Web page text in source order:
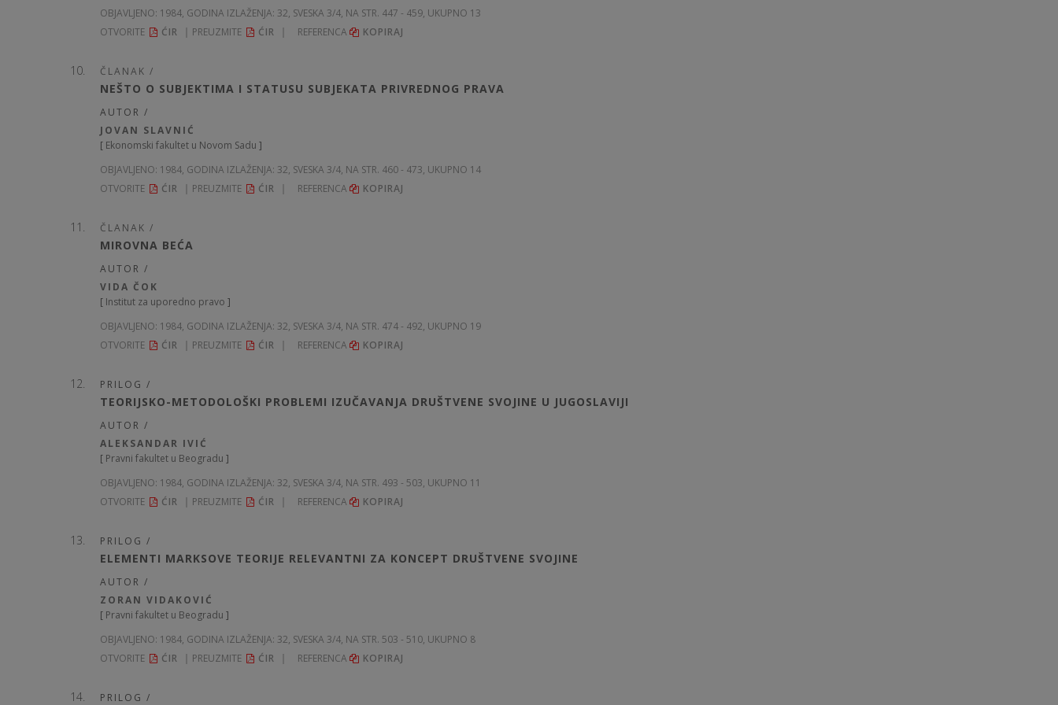
OBJAVLJENO: 1984, GODINA IZLAŽENJA: 32, SVESKA 3/4, NA STR. 447 - 459, UKUPNO 13
OTVORITE
ĆIR PREUZMITE ĆIR REFERENCA KOPIRAJ
ČLANAK /
NEŠTO O SUBJEKTIMA I STATUSU SUBJEKATA PRIVREDNOG PRAVA
AUTOR /
JOVAN SLAVNIĆ
[ Ekonomski fakultet u Novom Sadu ]
OBJAVLJENO: 1984, GODINA IZLAŽENJA: 32, SVESKA 3/4, NA STR. 460 - 473, UKUPNO 14
OTVORITE
ĆIR PREUZMITE ĆIR REFERENCA KOPIRAJ
ČLANAK /
MIROVNA BEĆA
AUTOR /
VIDA ČOK
[ Institut za uporedno pravo ]
OBJAVLJENO: 1984, GODINA IZLAŽENJA: 32, SVESKA 3/4, NA STR. 474 - 492, UKUPNO 19
OTVORITE
ĆIR PREUZMITE ĆIR REFERENCA KOPIRAJ
PRILOG /
TEORIJSKO-METODOLOŠKI PROBLEMI IZUČAVANJA DRUŠTVENE SVOJINE U JUGOSLAVIJI
AUTOR /
ALEKSANDAR IVIĆ
[ Pravni fakultet u Beogradu ]
OBJAVLJENO: 1984, GODINA IZLAŽENJA: 32, SVESKA 3/4, NA STR. 493 - 503, UKUPNO 11
OTVORITE
ĆIR PREUZMITE ĆIR REFERENCA KOPIRAJ
PRILOG /
ELEMENTI MARKSOVE TEORIJE RELEVANTNI ZA KONCEPT DRUŠTVENE SVOJINE
AUTOR /
ZORAN VIDAKOVIĆ
[ Pravni fakultet u Beogradu ]
OBJAVLJENO: 1984, GODINA IZLAŽENJA: 32, SVESKA 3/4, NA STR. 503 - 510, UKUPNO 8
OTVORITE
ĆIR PREUZMITE ĆIR REFERENCA KOPIRAJ
PRILOG /